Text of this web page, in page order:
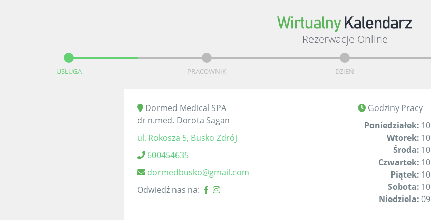
Rezerwacje Online
USŁUGA PRACOWNIK DZIEŃ
Dormed Medical SPA
dr n.med. Dorota Sagan
ul. Rokosza 5, Busko Zdrój
600454635
dormedbusko@gmail.com
Odwiedź nas na:
Godziny Pracy
Poniedziałek:
Wtorek:
Środa:
Czwartek:
Piątek:
Sobota:
Niedziela: